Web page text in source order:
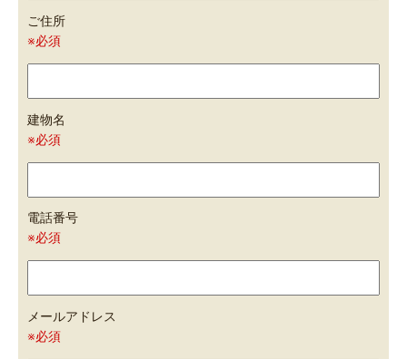
ご住所
※必須
建物名
※必須
電話番号
※必須
メールアドレス
※必須